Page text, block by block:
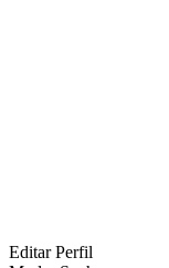
Editar Perfil